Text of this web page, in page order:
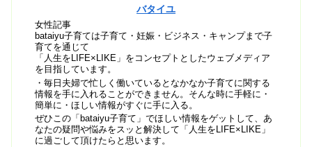
バタイユ
女性記事
bataiyu子育ては子育て・妊娠・ビジネス・キャンプまで子
育てを通じて
「人生をLIFE×LIKE」をコンセプトとしたウェブメディア
を目指しています。
・毎日夫婦で忙しく働いているとなかなか子育てに関する
情報を手に入れることができません。そんな時に手軽に・
簡単に・ほしい情報がすぐに手に入る。
ぜひこの「bataiyu子育て」でほしい情報をゲットして、あ
なたの疑問や悩みをスッと解決して「人生をLIFE×LIKE」
に過ごして頂けたらと思います。